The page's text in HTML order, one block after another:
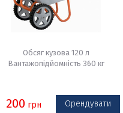
Обсяг кузова 120 л
Вантажопідйомність 360 кг
200 грн Орендувати